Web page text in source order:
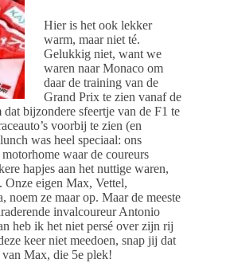
Hier is het ook lekker
warm, maar niet té.
Gelukkig niet, want we
waren naar Monaco om
daar de training van de
Grand Prix te zien vanaf de
bijzondere sfeertje van de F1 te
voorbij te zien (en
was heel speciaal: ons
waar de coureurs
hapjes aan het nuttige waren,
eigen Max, Vettel,
noem ze maar op. Maar de meeste
invalcoureur Antonio
heb ik het niet persé over zijn rij
keer niet meedoen, snap jij dat
van Max, die 5e plek!